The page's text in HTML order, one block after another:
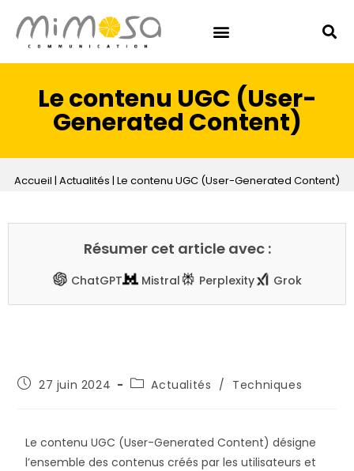
Le contenu UGC (User-
Generated Content)
Accueil | Actualités | Le contenu UGC (User-Generated Content)
Résumer cet article avec :
ChatGPT Mistral Perplexity Grok
27 juin 2024 Actualités / Techniques
Le contenu UGC (User-Generated Content) désigne
l’ensemble des contenus créés par les utilisateurs et